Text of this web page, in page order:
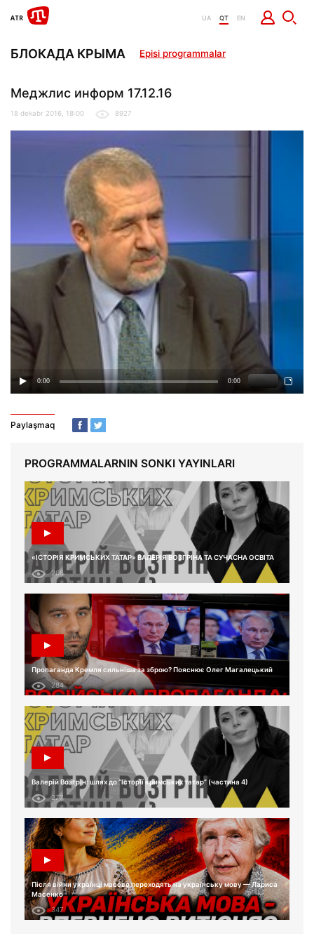
UA QT EN
БЛОКАДА КРЫМА Episi programmalar
Меджлис информ 17.12.16
18 dekabr 2016, 18:00 8927
Paylaşmaq
PROGRAMMALARNIN SONKI YAYINLARI
«ІСТОРІЯ КРИМСЬКИХ ТАТАР» ВАЛЕРІЯ ВОЗГРІНА ТА СУЧАСНА ОСВІТА
266
Пропаганда Кремля сильніша за зброю? Пояснює Олег Магалецький
284
Валерій Возгрін: шлях до “Історії кримських татар” (частина 4)
277
Після війни українці масово переходять на українську мову — Лариса
Масенко
347